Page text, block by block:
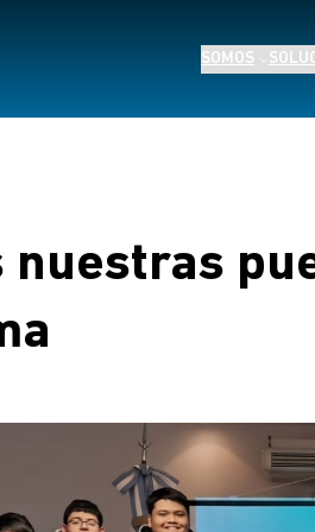
SOMOS
nuestras